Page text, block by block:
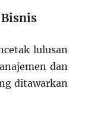
lulusan
dan
ditawarkan